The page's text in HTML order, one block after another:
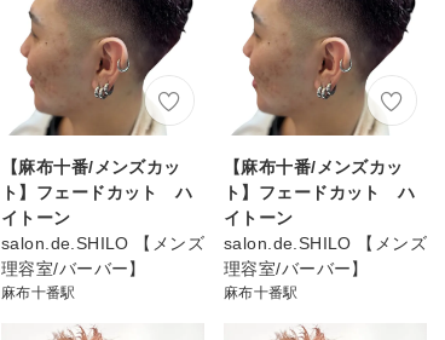
【麻布十番/メンズカッ
ト】フェードカット ハ
イトーン
salon.de.SHILO 【メンズ
理容室/バーバー】
麻布十番駅
【麻布十番/メンズカッ
ト】フェードカット ハ
イトーン
salon.de.SHILO 【メンズ
理容室/バーバー】
麻布十番駅